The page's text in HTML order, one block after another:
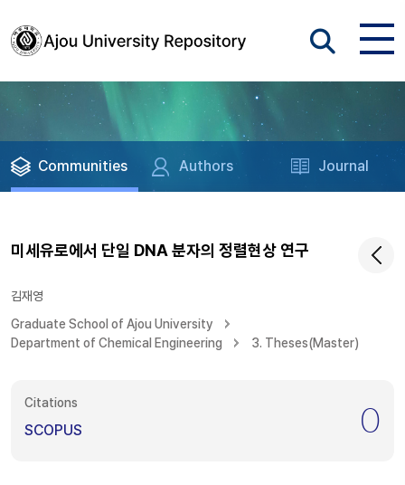
Communities Authors Journal
미세유로에서 단일 DNA 분자의 정렬현상 연구
김재영
Graduate School of Ajou University
Department of Chemical Engineering
3. Theses(Master)
Citations
SCOPUS 0